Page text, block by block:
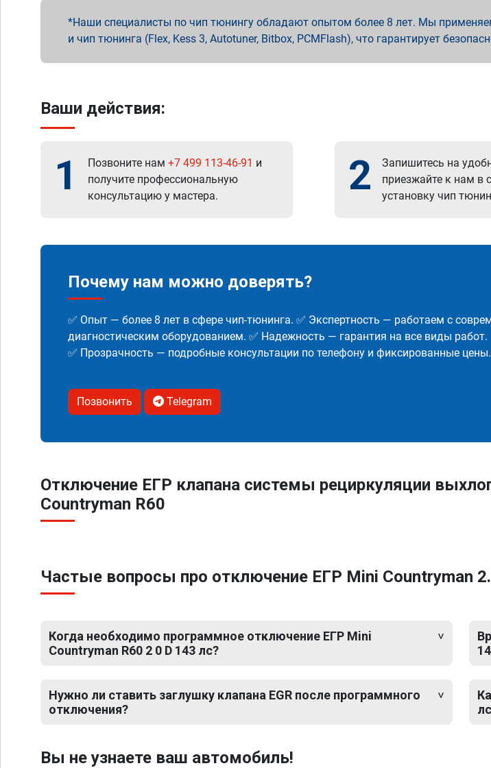
Наши специалисты по чип тюнингу обладают опытом более 8 лет. Мы
и чип тюнинга (Flex, Kess 3, Autotuner, Bitbox, PCMFlash), что гарантирует
Ваши действия:
1 Позвоните нам +7 499 113-46-91 и
получите профессиональную
консультацию у мастера.
2
Запишитесь на
приезжайте к нам в
установку чип
Почему нам можно доверять?
✅ Опыт — более 8 лет в сфере чип-тюнинга. ✅ Экспертность — работаем с
диагностическим оборудованием. ✅ Надежность — гарантия на все виды работ.
✅ Прозрачность — подробные консультации по телефону и фиксированные цены.
Позвонить Telegram
Отключение ЕГР клапана системы рециркуляции
Countryman R60
Частые вопросы про отключение ЕГР Mini Countryman
Когда необходимо программное отключение ЕГР Mini
Countryman R60 2 0 D 143 лс?
Нужно ли ставить заглушку клапана EGR после программного
отключения?
Вы не узнаете ваш автомобиль!